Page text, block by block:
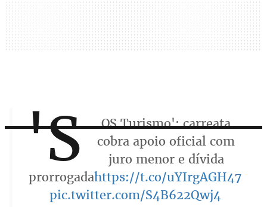
'S
OS Turismo': carreata
cobra apoio oficial com
juro menor e dívida
prorrogadahttps://t.co/uYIrgAGH47
pic.twitter.com/S4B622Qwj4